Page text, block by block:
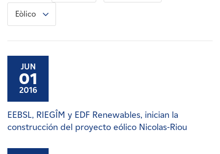
Contacte con
Eòlico
JUN
01
2016
EEBSL, RIEGÎM y EDF Renewables, inician la
construcción del proyecto eólico Nicolas-Riou